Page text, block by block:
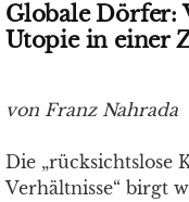
Globale Dörfer:
Utopie in einer
von Franz Nahrada
Die „rücksichtslose
Verhältnisse“ birgt